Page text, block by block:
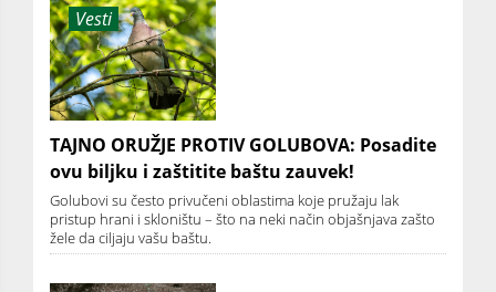
Vesti
TAJNO ORUŽJE PROTIV GOLUBOVA: Posadite
ovu biljku i zaštitite baštu zauvek!
Golubovi su često privučeni oblastima koje pružaju lak
pristup hrani i skloništu – što na neki način objašnjava zašto
žele da ciljaju vašu baštu.